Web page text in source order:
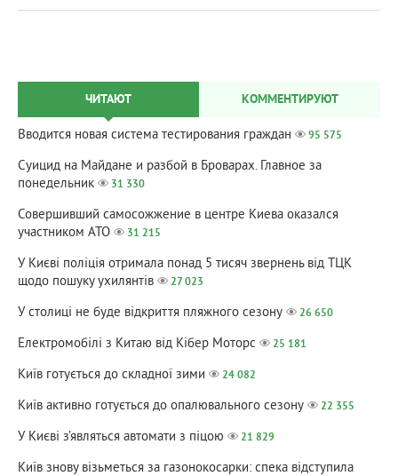
ЧИТАЮТ КОММЕНТИРУЮТ
Вводится новая система тестирования граждан 95 575
Суицид на Майдане и разбой в Броварах. Главное за
понедельник
31 330
Совершивший самосожжение в центре Киева оказался
участником АТО
31 215
У Києві поліція отримала понад 5 тисяч звернень від ТЦК
щодо пошуку ухилянтів
27 023
У столиці не буде відкриття пляжного сезону 26 650
Електромобілі з Китаю від Кібер Моторс 25 181
Київ готується до складної зими 24 082
Київ активно готується до опалювального сезону 22 355
У Києві з’являться автомати з піцою 21 829
Київ знову візьметься за газонокосарки: спека відступила